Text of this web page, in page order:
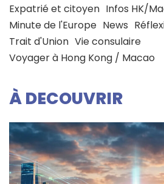
Expatrié et citoyen Infos HK/
Minute de l'Europe News
Trait d'Union Vie consulaire
Voyager à Hong Kong / Macao
À DECOUVRIR